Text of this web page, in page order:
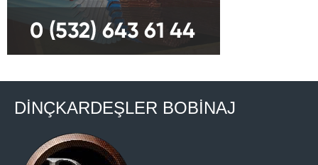
DİNÇKARDEŞLER BOBİNAJ